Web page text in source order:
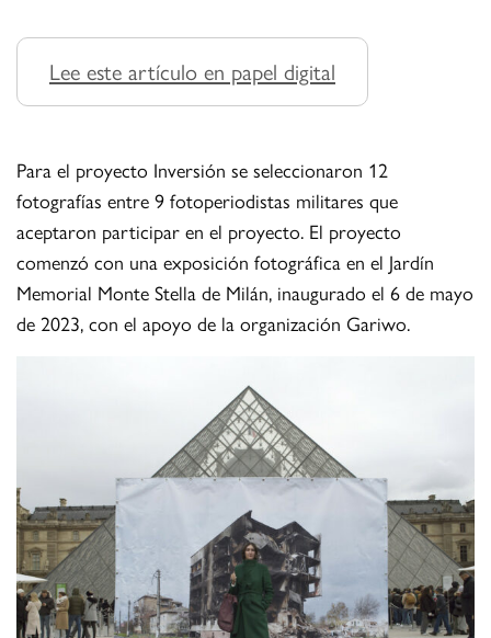
Lee este artículo en papel digital
Para el proyecto Inversión se seleccionaron 12
fotografías entre 9 fotoperiodistas militares que
aceptaron participar en el proyecto. El proyecto
comenzó con una exposición fotográfica en el Jardín
Memorial Monte Stella de Milán, inaugurado el 6 de mayo
de 2023, con el apoyo de la organización Gariwo.